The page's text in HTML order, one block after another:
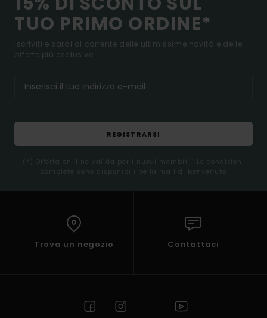
TUO PRIMO ORDINE*
Iscriviti e sarai al corrente delle ultimissime novità e delle
offerte più esclusive.
REGISTRARSI
(*) Offerta on-line valida per i nuovi membri - Le condizioni
complete sono disponibili nella mail di benvenuto
Trova un negozio Contattaci